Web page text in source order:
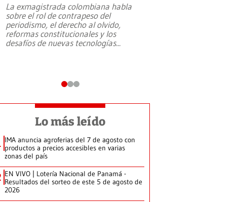
La exmagistrada colombiana habla
sobre el rol de contrapeso del
periodismo, el derecho al olvido,
reformas constitucionales y los
desafíos de nuevas tecnologías...
Lo más leído
IMA anuncia agroferias del 7 de agosto con
productos a precios accesibles en varias
zonas del país
EN VIVO | Lotería Nacional de Panamá -
Resultados del sorteo de este 5 de agosto de
2026